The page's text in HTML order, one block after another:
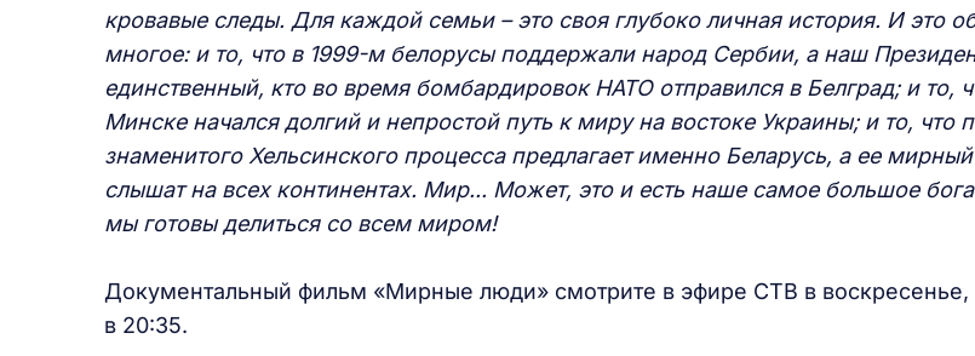
кровавые следы. Для каждой семьи – это своя глубоко личная история. И это
многое: и то, что в 1999-м белорусы поддержали народ Сербии, а наш
единственный, кто во время бомбардировок НАТО отправился в Белград; и то,
Минске начался долгий и непростой путь к миру на востоке Украины; и то, что
знаменитого Хельсинского процесса предлагает именно Беларусь, а ее
слышат на всех континентах. Мир... Может, это и есть наше самое большое
мы готовы делиться со всем миром!
Документальный фильм «Мирные люди» смотрите в эфире СТВ в воскресенье,
в 20:35.